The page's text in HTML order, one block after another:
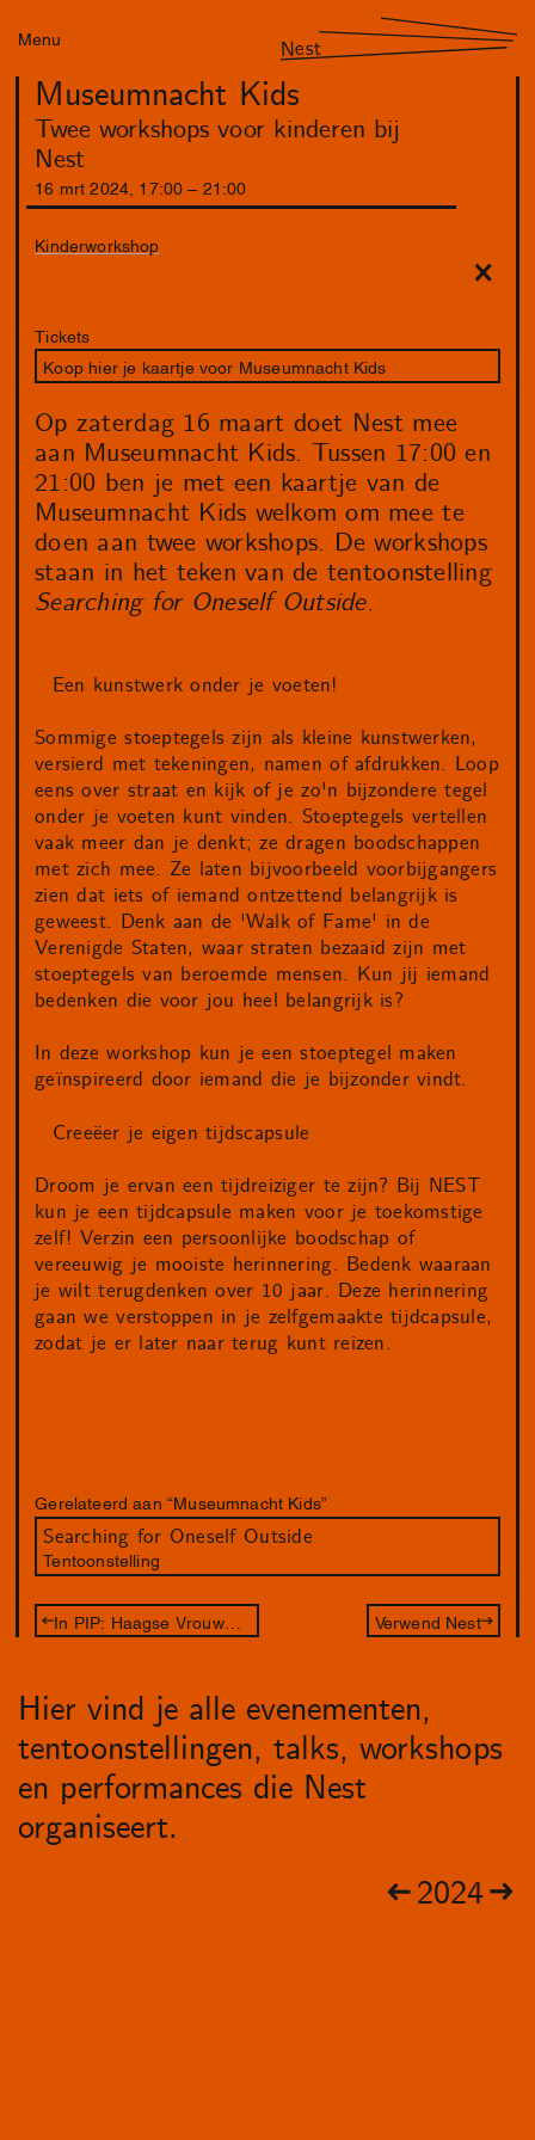
Menu Nest
Museumnacht Kids
Twee workshops voor kinderen bij
Nest
16 mrt 2024 17 :00 21 :00
Kinderworkshop
Tickets
Koop hier je kaartje voor Museumnacht Kids
Op zaterdag 16 maart doet Nest mee
aan Museumnacht Kids. Tussen 17:00 en
21:00 ben je met een kaartje van de
Museumnacht Kids welkom om mee te
doen aan twee workshops. De workshops
staan in het teken van de tentoonstelling
Searching for Oneself Outside.
Een kunstwerk onder je voeten!
Sommige stoeptegels zijn als kleine kunstwerken,
versierd met tekeningen, namen of afdrukken. Loop
eens over straat en kijk of je zo'n bijzondere tegel
onder je voeten kunt vinden. Stoeptegels vertellen
vaak meer dan je denkt; ze dragen boodschappen
met zich mee. Ze laten bijvoorbeeld voorbijgangers
zien dat iets of iemand ontzettend belangrijk is
geweest. Denk aan de 'Walk of Fame' in de
Verenigde Staten, waar straten bezaaid zijn met
stoeptegels van beroemde mensen. Kun jij iemand
bedenken die voor jou heel belangrijk is?
In deze workshop kun je een stoeptegel maken
geïnspireerd door iemand die je bijzonder vindt.
Creeëer je eigen tijdscapsule
Droom je ervan een tijdreiziger te zijn? Bij NEST
kun je een tijdcapsule maken voor je toekomstige
zelf! Verzin een persoonlijke boodschap of
vereeuwig je mooiste herinnering. Bedenk waaraan
je wilt terugdenken over 10 jaar. Deze herinnering
gaan we verstoppen in je zelfgemaakte tijdcapsule,
zodat je er later naar terug kunt reizen.
Gerelateerd aan “Museumnacht Kids”
Searching for Oneself Outside
Tentoonstelling
In PIP: Haagse Vrouwendagen - Het Debat Verwend Nest
Hier vind je alle evenementen,
tentoonstellingen, talks, workshops
en performances die Nest
organiseert.
2024